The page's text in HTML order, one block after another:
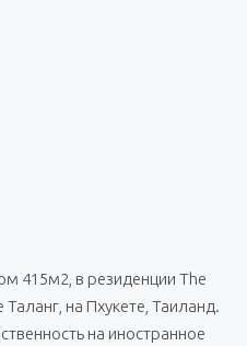
415м2, в резиденции The
на Пхукете, Таиланд.
на иностранное